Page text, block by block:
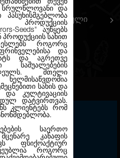
თქვენ
და
Seeds" აუწყებს
პროდუქციის სახით
როგორც
და
და აგრეთვე
საშუალებების
მთელი
სახის და
და კულტივაციის
დატვირთვას.
კლიენტებს რომ
საერთო
კანაფის
ფსიქოაქტიურ
როგორც
ფემინიზირებული